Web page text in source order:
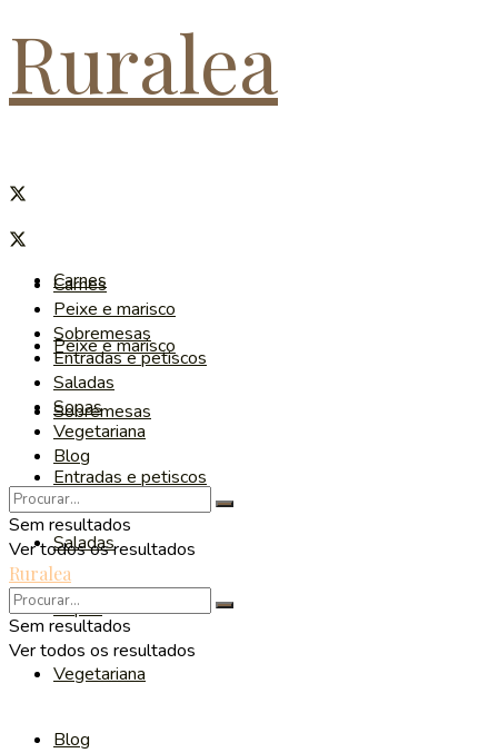
Ruralea
Carnes
Peixe e marisco
Sobremesas
Entradas e petiscos
Saladas
Sopas
Vegetariana
Blog
Carnes
Peixe e marisco
Sobremesas
Entradas e petiscos
Saladas
Sopas
Vegetariana
Blog
Sem resultados
Ver todos os resultados
Ruralea
Sem resultados
Ver todos os resultados